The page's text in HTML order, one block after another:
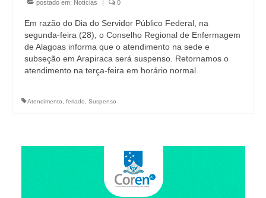
Editais e licitação
Eleições
Fiscalização
Responsabilidade Técnica
Legislações
Portarias
postado em: Notícias | 0
Em razão do Dia do Servidor Público Federal, na
segunda-feira (28), o Conselho Regional de Enfermagem
de Alagoas informa que o atendimento na sede e
subseção em Arapiraca será suspenso. Retornamos o
atendimento na terça-feira em horário normal.
Atendimento feriado Suspenso